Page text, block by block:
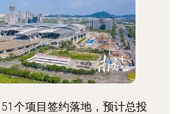
个项目签约落地，预计总投